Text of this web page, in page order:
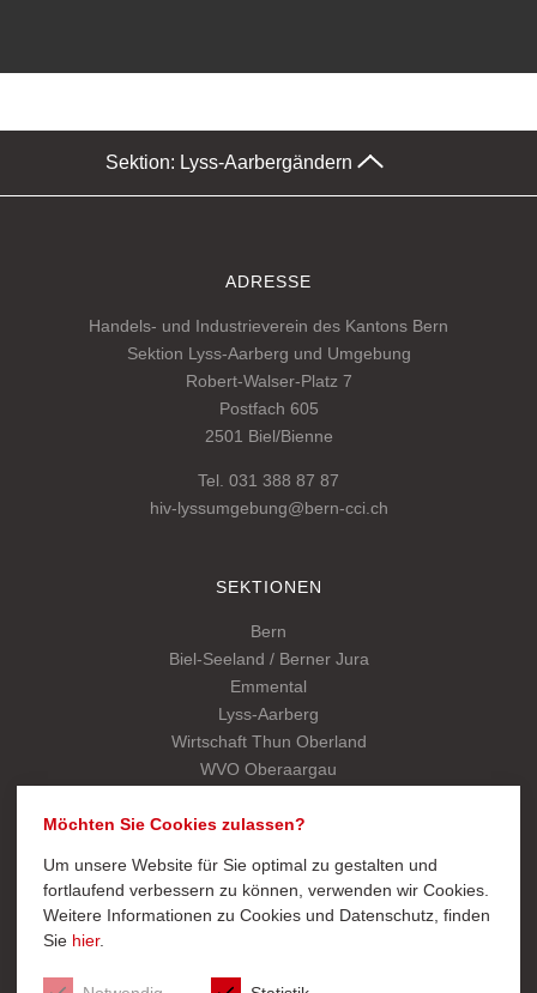
Sektion: Lyss-Aarbergändern
Möchten Sie Cookies zulassen?
Um unsere Website für Sie optimal zu gestalten und
fortlaufend verbessern zu können, verwenden wir Cookies.
Weitere Informationen zu Cookies und Datenschutz, finden
Sie hier.
ADRESSE
Handels- und Industrieverein des Kantons Bern
Sektion Lyss-Aarberg und Umgebung
Robert-Walser-Platz 7
Postfach 605
2501 Biel/Bienne
Tel. 031 388 87 87
hiv-lyssumgebung@bern-cci.ch
SEKTIONEN
Bern
Biel-Seeland / Berner Jura
Emmental
Lyss-Aarberg
Wirtschaft Thun Oberland
WVO Oberaargau
SCHNELLZUGRIFF
Export
Startseite Kantonalverband